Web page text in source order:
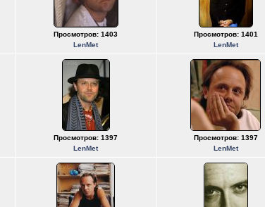
Просмотров: 1403
LenMet
Просмотров: 1401
LenMet
Просмотров: 1397
LenMet
Просмотров: 1397
LenMet